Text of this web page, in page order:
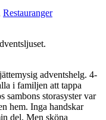
Restauranger
adventshelg. 4-
i familjen att tappa
sambons storasyster var
hem. Inga handskar
del. Men sköna